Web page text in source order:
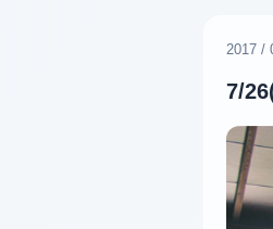
2017 /
7/